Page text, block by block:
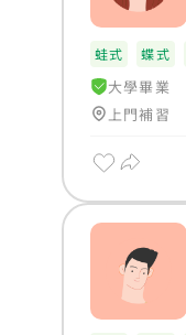
蛙式 蝶式
大學畢業
上門補習